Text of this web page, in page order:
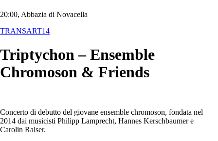
20:00, Abbazia di Novacella
TRANSART14
Triptychon – Ensemble
Chromoson & Friends
Concerto di debutto del giovane ensemble chromoson, fondata nel
2014 dai musicisti Philipp Lamprecht, Hannes Kerschbaumer e
Carolin Ralser.